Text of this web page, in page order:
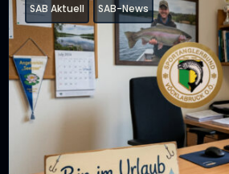
SAB Aktuell SAB-News